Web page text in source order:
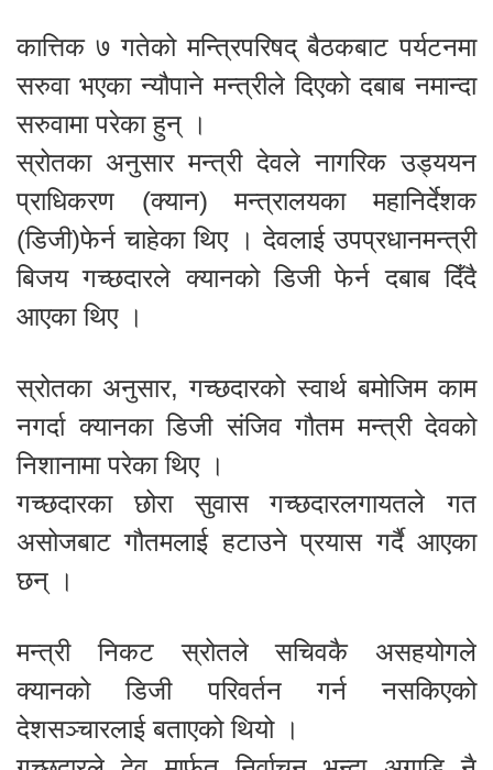
कात्तिक ७ गतेको मन्त्रिपरिषद् बैठकबाट पर्यटनमा
सरुवा भएका न्यौपाने मन्त्रीले दिएको दबाब नमान्दा
सरुवामा परेका हुन् ।
स्रोतका अनुसार मन्त्री देवले नागरिक उड्ययन
प्राधिकरण (क्यान) मन्त्रालयका महानिर्देशक
(डिजी)फेर्न चाहेका थिए । देवलाई उपप्रधानमन्त्री
बिजय गच्छदारले क्यानको डिजी फेर्न दबाब दिँदै
आएका थिए ।
स्रोतका अनुसार, गच्छदारको स्वार्थ बमोजिम काम
नगर्दा क्यानका डिजी संजिव गौतम मन्त्री देवको
निशानामा परेका थिए ।
गच्छदारका छोरा सुवास गच्छदारलगायतले गत
असोजबाट गौतमलाई हटाउने प्रयास गर्दै आएका
छन् ।
मन्त्री निकट स्रोतले सचिवकै असहयोगले
क्यानको डिजी परिवर्तन गर्न नसकिएको
देशसञ्चारलाई बताएको थियो ।